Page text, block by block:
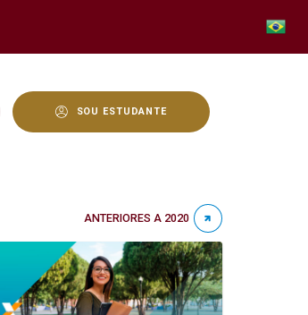
SOU ESTUDANTE
ANTERIORES A 2020